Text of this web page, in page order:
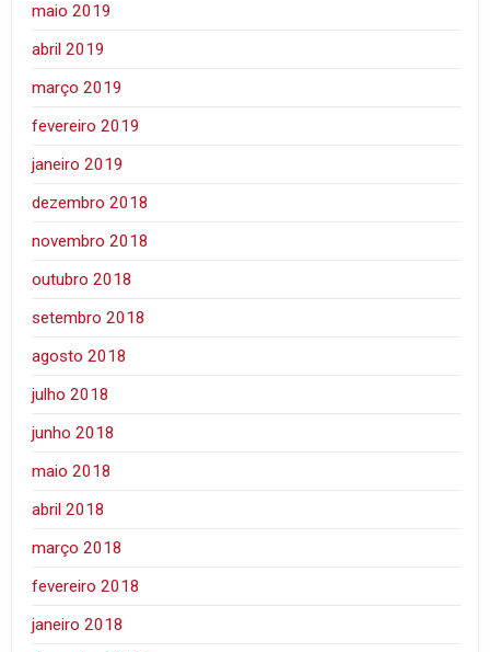
maio 2019
abril 2019
março 2019
fevereiro 2019
janeiro 2019
dezembro 2018
novembro 2018
outubro 2018
setembro 2018
agosto 2018
julho 2018
junho 2018
maio 2018
abril 2018
março 2018
fevereiro 2018
janeiro 2018